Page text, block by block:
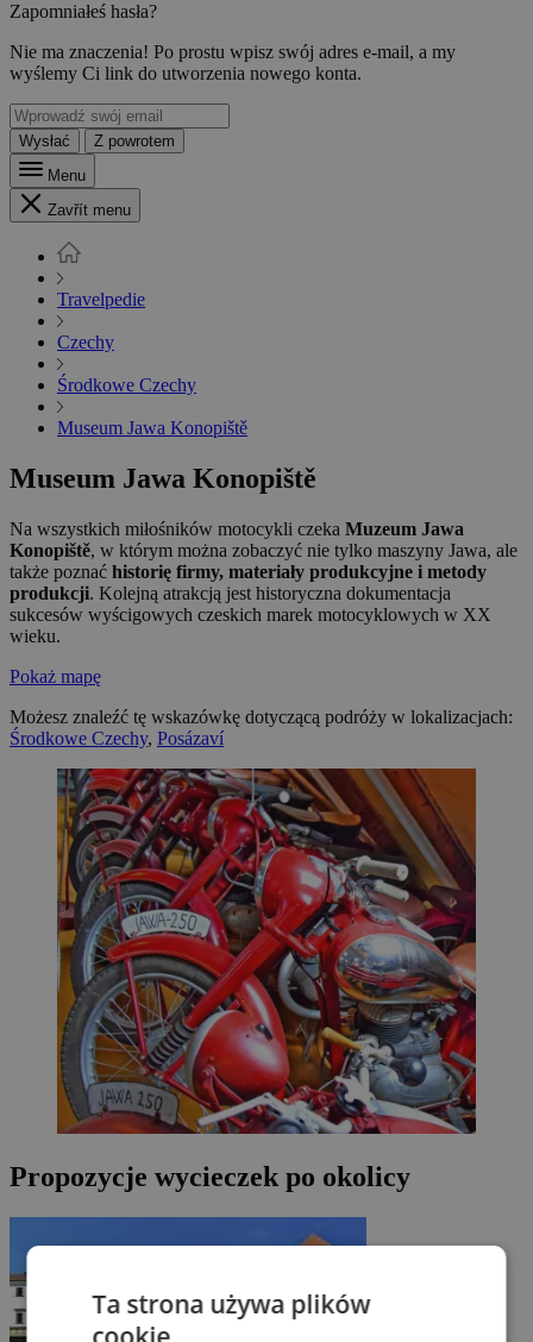
Zapomniałeś hasła?
Nie ma znaczenia! Po prostu wpisz swój adres e-mail, a my
wyślemy Ci link do utworzenia nowego konta.
Wysłać
Z powrotem
Menu
Zavřít menu
Travelpedie
Czechy
Środkowe Czechy
Museum Jawa Konopiště
Museum Jawa Konopiště
Na wszystkich miłośników motocykli czeka Muzeum Jawa
Konopiště, w którym można zobaczyć nie tylko maszyny Jawa, ale
także poznać historię firmy, materiały produkcyjne i metody
produkcji. Kolejną atrakcją jest historyczna dokumentacja
sukcesów wyścigowych czeskich marek motocyklowych w XX
wieku.
Pokaż mapę
Możesz znaleźć tę wskazówkę dotyczącą podróży w lokalizacjach:
Środkowe Czechy, Posázaví
Propozycje wycieczek po okolicy
Ta strona używa plików